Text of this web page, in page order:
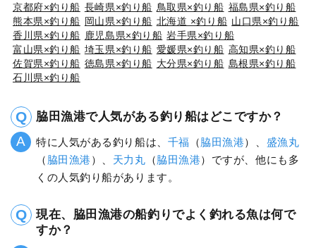
京都府×釣り船 長崎県×釣り船 鳥取県×釣り船 福島県×釣り船
熊本県×釣り船 岡山県×釣り船 北海道 ×釣り船 山口県×釣り船
香川県×釣り船 鹿児島県×釣り船 岩手県×釣り船
富山県×釣り船 埼玉県×釣り船 愛媛県×釣り船 高知県×釣り船
佐賀県×釣り船 徳島県×釣り船 大分県×釣り船 島根県×釣り船
石川県×釣り船
脇田漁港で人気がある釣り船はどこですか？
特に人気がある釣り船は、 千福 （脇田漁港）、 盛漁丸
（ 脇田漁港 ）、 天力丸 （脇田漁港）ですが、他にも多
くの人気釣り船があります。
現在、脇田漁港の船釣りでよく釣れる魚は何で
すか？